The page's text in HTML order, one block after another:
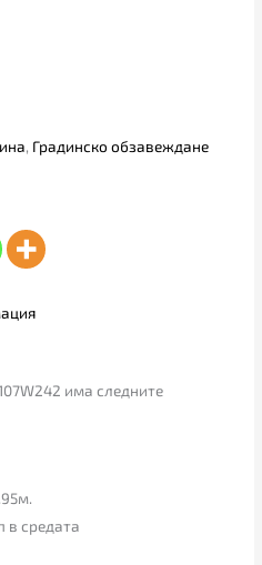
, Градинско обзавеждане
има следните
в средата